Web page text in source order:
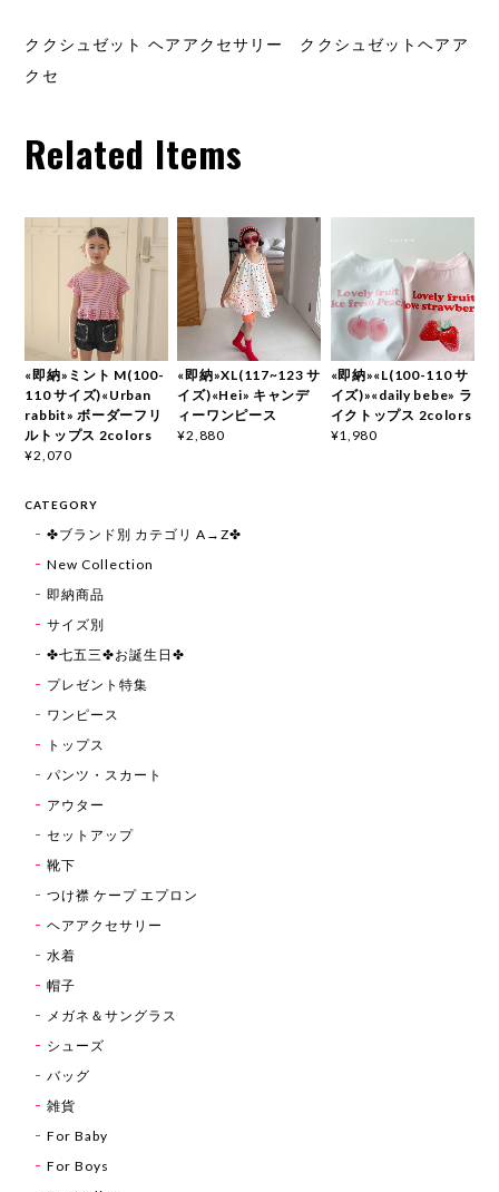
ククシュゼット ヘアアクセサリー ククシュゼットヘアア
クセ
Related Items
«即納»ミント M(100-
110 サイズ)«Urban
rabbit» ボーダーフリ
ルトップス 2colors
¥2,070
«即納»XL(117~123 サ
イズ)«Hei» キャンデ
ィーワンピース
¥2,880
«即納»«L(100-110 サ
イズ)»«daily bebe» ラ
イクトップス 2colors
¥1,980
CATEGORY
✤ブランド別 カテゴリ A→Z✤
New Collection
即納商品
サイズ別
✤七五三✤お誕生日✤
プレゼント特集
ワンピース
トップス
パンツ・スカート
アウター
セットアップ
靴下
つけ襟 ケープ エプロン
ヘアアクセサリー
水着
帽子
メガネ＆サングラス
シューズ
バッグ
雑貨
For Baby
For Boys